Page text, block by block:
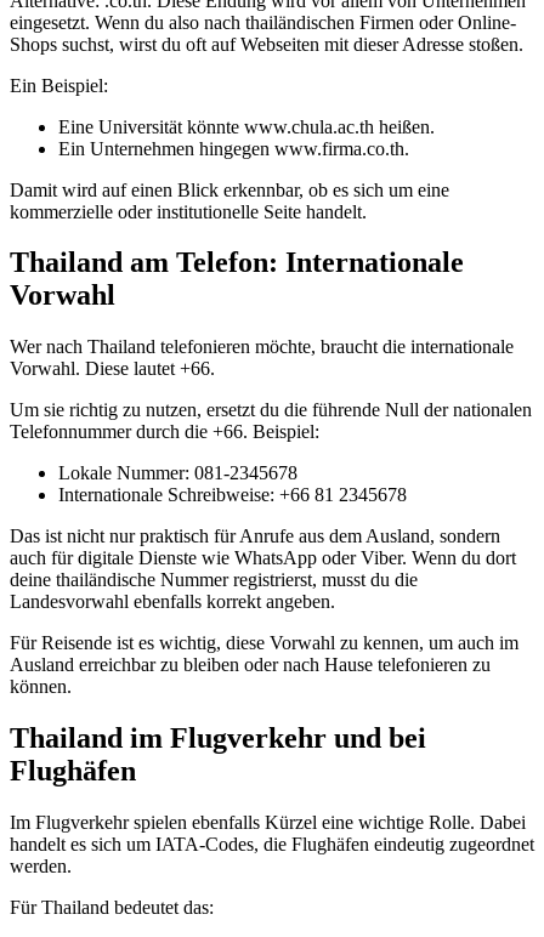
eingesetzt. Wenn du also nach thailändischen Firmen oder Online-
Shops suchst, wirst du oft auf Webseiten mit dieser Adresse stoßen.
Ein Beispiel:
Eine Universität könnte www.chula.ac.th heißen.
Ein Unternehmen hingegen www.firma.co.th.
Damit wird auf einen Blick erkennbar, ob es sich um eine
kommerzielle oder institutionelle Seite handelt.
Thailand am Telefon: Internationale
Vorwahl
Wer nach Thailand telefonieren möchte, braucht die internationale
Vorwahl. Diese lautet +66.
Um sie richtig zu nutzen, ersetzt du die führende Null der nationalen
Telefonnummer durch die +66. Beispiel:
Lokale Nummer: 081-2345678
Internationale Schreibweise: +66 81 2345678
Das ist nicht nur praktisch für Anrufe aus dem Ausland, sondern
auch für digitale Dienste wie WhatsApp oder Viber. Wenn du dort
deine thailändische Nummer registrierst, musst du die
Landesvorwahl ebenfalls korrekt angeben.
Für Reisende ist es wichtig, diese Vorwahl zu kennen, um auch im
Ausland erreichbar zu bleiben oder nach Hause telefonieren zu
können.
Thailand im Flugverkehr und bei
Flughäfen
Im Flugverkehr spielen ebenfalls Kürzel eine wichtige Rolle. Dabei
handelt es sich um IATA-Codes, die Flughäfen eindeutig zugeordnet
werden.
Für Thailand bedeutet das: